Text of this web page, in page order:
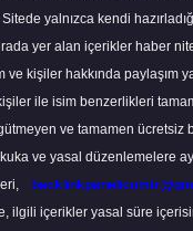
yalnızca kendi
yer alan içerikler haber
kişiler hakkında paylaşım
ile isim benzerlikleri
ve tamamen ücretsiz
ve yasal düzenlemelere
ilgili içerikler yasal süre